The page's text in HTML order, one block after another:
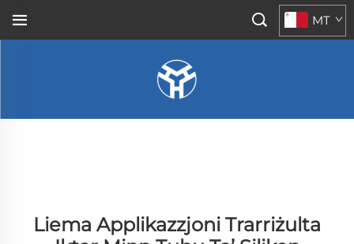
MT
Liema Applikazzjoni Trarriżulta